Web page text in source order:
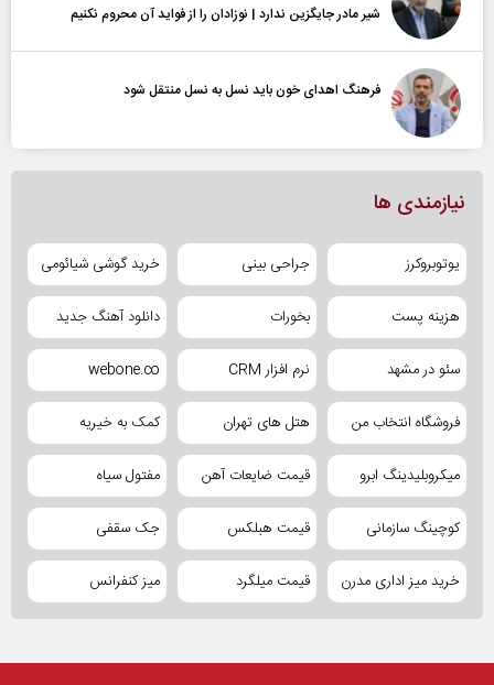
شیر مادر جایگزین ندارد | نوزادان را از فواید آن محروم نکنیم
فرهنگ اهدای خون باید نسل به نسل منتقل شود
نیازمندی ها
یوتوبروکرز جراحی بینی خرید گوشی شیائومی
هزینه پست بخورات دانلود آهنگ جدید
سئو در مشهد نرم افزار CRM webone.co
فروشگاه انتخاب من هتل های تهران کمک به خیریه
میکروبلیدینگ ابرو قیمت ضایعات آهن مفتول سیاه
کوچینگ سازمانی قیمت هبلکس جک سقفی
خرید میز اداری مدرن قیمت میلگرد میز کنفرانس